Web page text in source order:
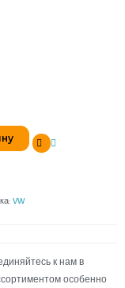
VW
к нам в
особенно